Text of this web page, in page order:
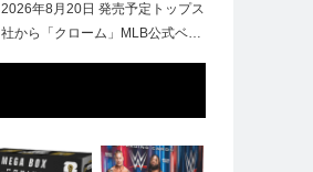
2026年8月20日 発売予定トップス
社から「クローム」MLB公式ベ…